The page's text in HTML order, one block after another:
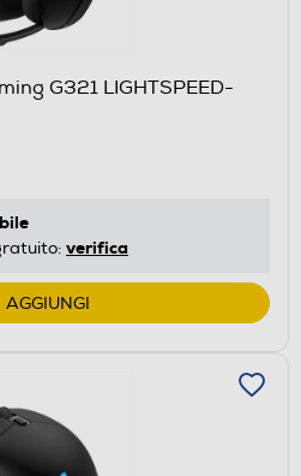
G321 LIGHTSPEED-
verifica
AGGIUNGI